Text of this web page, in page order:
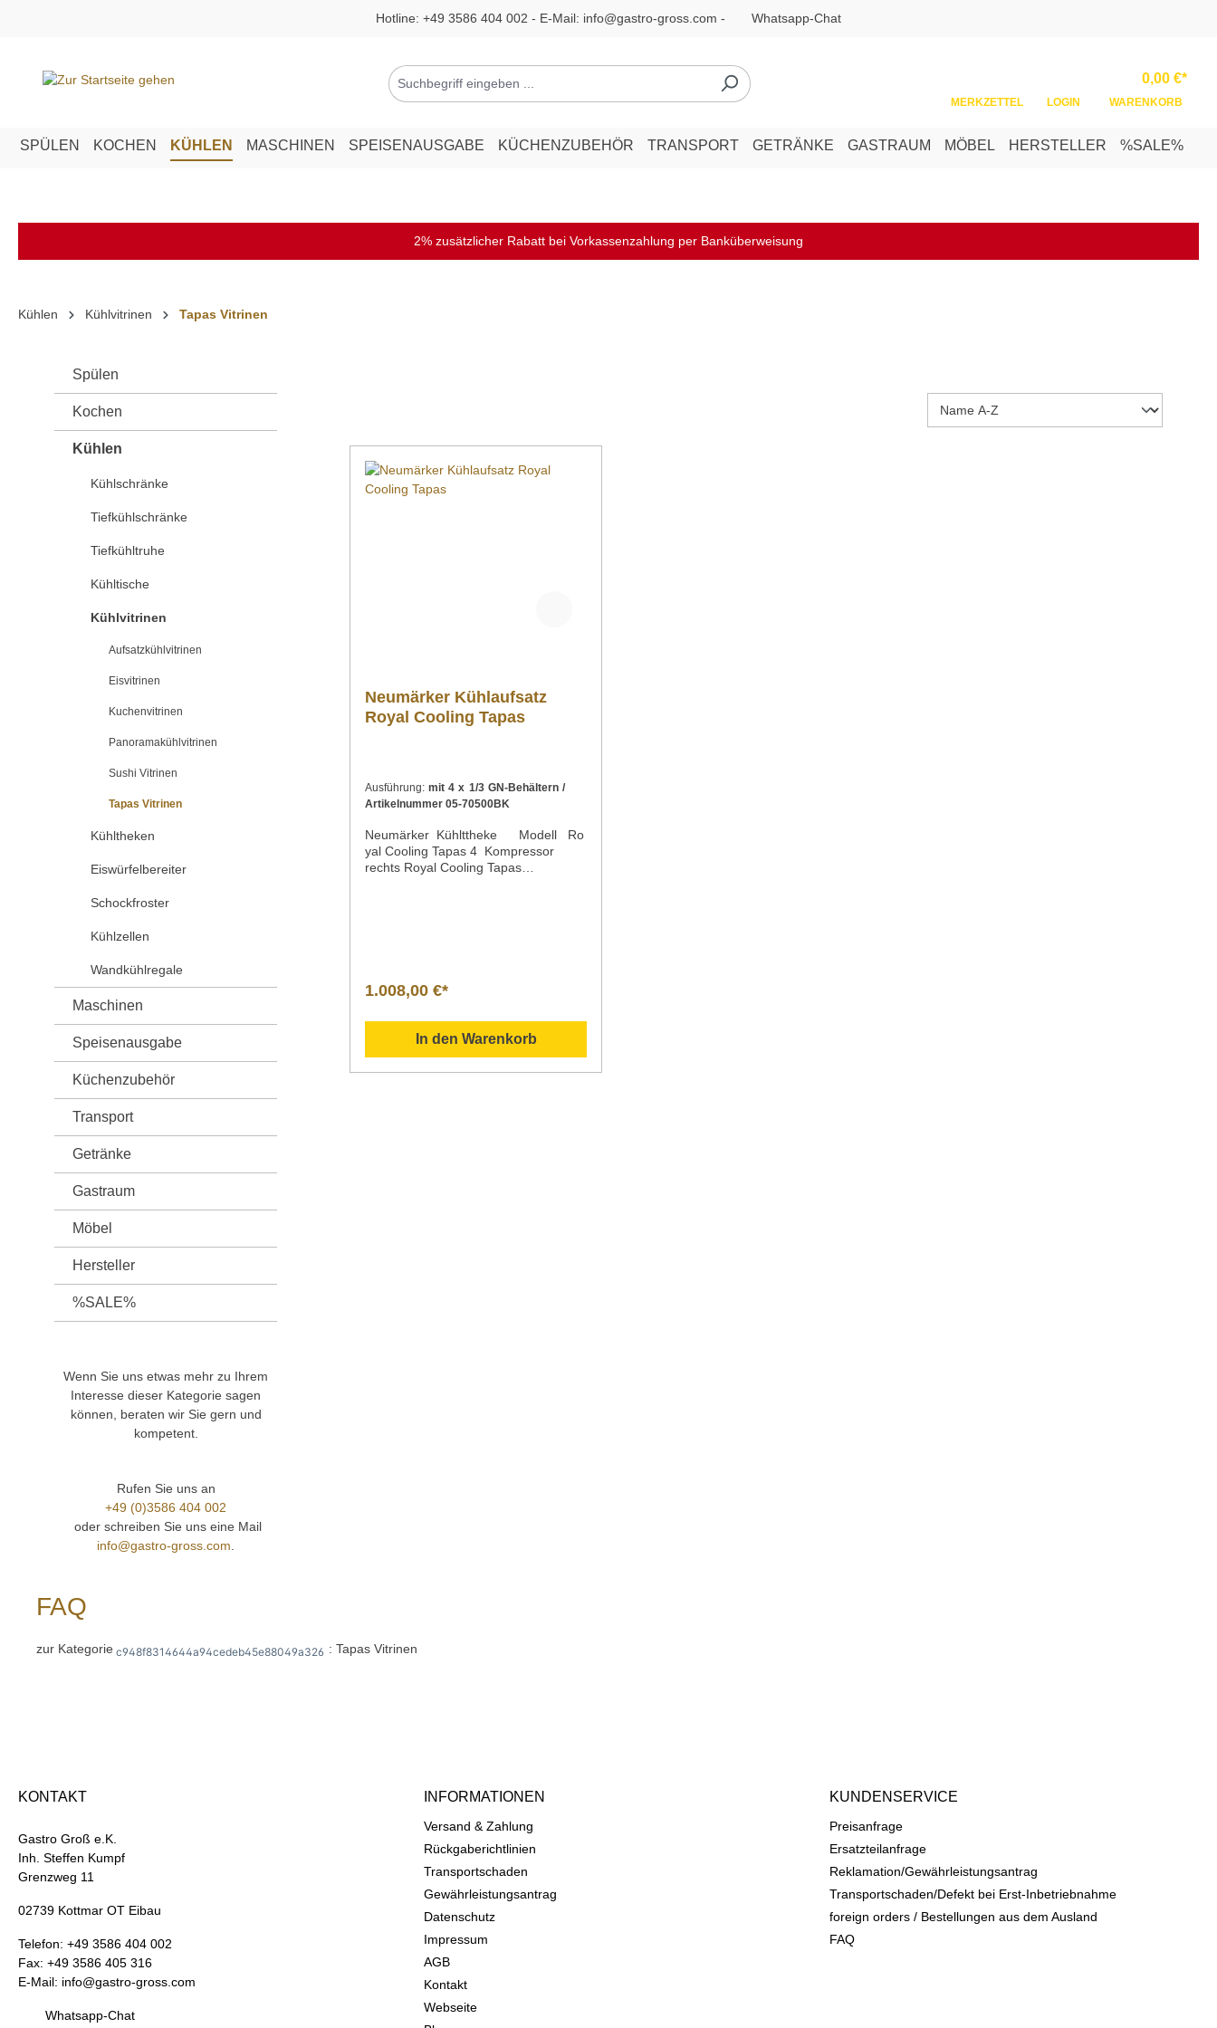
Hotline: +49 3586 404 002 - E-Mail: info@gastro-gross.com - Whatsapp-Chat
MERKZETTEL LOGIN
0,00 €*
WARENKORB
SPÜLEN KOCHEN KÜHLEN MASCHINEN SPEISENAUSGABE KÜCHENZUBEHÖR TRANSPORT GETRÄNKE GASTRAUM MÖBEL HERSTELLER %SALE%
2% zusätzlicher Rabatt bei Vorkassenzahlung per Banküberweisung
Kühlen Kühlvitrinen Tapas Vitrinen
Spülen
Kochen
Kühlen
Kühlschränke
Tiefkühlschränke
Tiefkühltruhe
Kühltische
Kühlvitrinen
Aufsatzkühlvitrinen
Eisvitrinen
Kuchenvitrinen
Panoramakühlvitrinen
Sushi Vitrinen
Tapas Vitrinen
Kühltheken
Eiswürfelbereiter
Schockfroster
Kühlzellen
Wandkühlregale
Maschinen
Speisenausgabe
Küchenzubehör
Transport
Getränke
Gastraum
Möbel
Hersteller
%SALE%
Wenn Sie uns etwas mehr zu Ihrem
Interesse dieser Kategorie sagen
können, beraten wir Sie gern und
kompetent.
Rufen Sie uns an
+49 (0)3586 404 002
oder schreiben Sie uns eine Mail
info@gastro-gross.com
Neumärker Kühlaufsatz
Royal Cooling Tapas
Ausführung: mit 4 x 1/3 GN-Behältern /
Artikelnummer 05-70500BK
Neumärker Kühlttheke Modell Ro
yal Cooling Tapas 4 Kompressor
rechts Royal Cooling Tapas
tiefKühlung statisch statisch statischTe
Schalenbreich +2 bis +6 °C im
Schalenbreich +2 bis +6 °C im
1.008,00 €*
In den Warenkorb
FAQ
zur Kategorie c948f8314644a94cedeb45e88049a326 : Tapas Vitrinen
KONTAKT
Gastro Groß e.K.
Inh. Steffen Kumpf
Grenzweg 11
02739 Kottmar OT Eibau
Telefon: +49 3586 404 002
Fax: +49 3586 405 316
E-Mail: info@gastro-gross.com
Whatsapp-Chat
INFORMATIONEN
Versand & Zahlung
Rückgaberichtlinien
Transportschaden
Gewährleistungsantrag
Datenschutz
Impressum
AGB
Kontakt
Webseite
KUNDENSERVICE
Preisanfrage
Ersatzteilanfrage
Reklamation/Gewährleistungsantrag
Transportschaden/Defekt bei Erst-Inbetriebnahme
foreign orders / Bestellungen aus dem Ausland
FAQ